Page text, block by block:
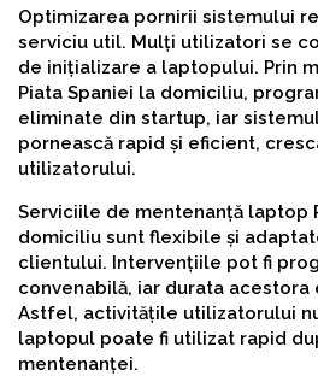
Optimizarea pornirii sistemului
serviciu util. Mulți utilizatori se
de inițializare a laptopului. Prin
Piata Spaniei la domiciliu,
eliminate din startup, iar
pornească rapid și eficient,
utilizatorului.
Serviciile de mentenanță laptop
domiciliu sunt flexibile și
clientului. Intervențiile pot fi
convenabilă, iar durata acestora
Astfel, activitățile utilizatorului
laptopul poate fi utilizat rapid
mentenanței.